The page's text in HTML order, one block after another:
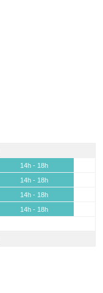
14h - 18h
14h - 18h
14h - 18h
14h - 18h